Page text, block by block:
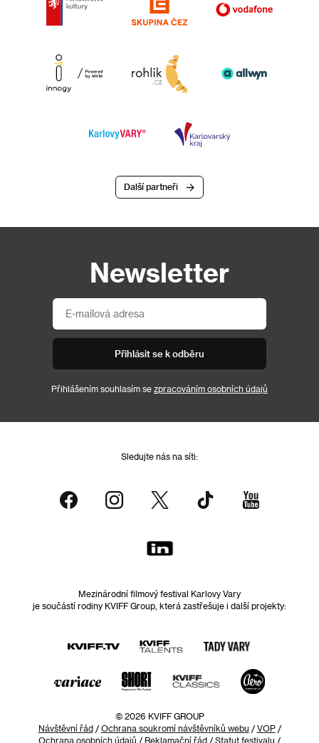
Další partneři
Newsletter
Přihlásit se k odběru
Přihlášením souhlasím se zpracováním osobních údajů
Sledujte nás na síti:
Mezinárodní filmový festival Karlovy Vary
je součástí rodiny KVIFF Group, která zastřešuje i další projekty:
© 2026 KVIFF GROUP
Návštěvní řád/ Ochrana soukromí návštěvníků webu / VOP/
Ochrana osobních údajů / Reklamační řád / Statut festivalu /